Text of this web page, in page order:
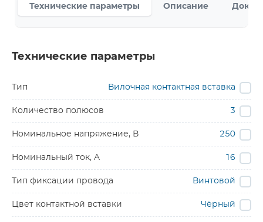
Технические параметры Описание
Технические параметры
Тип Вилочная контактная вставка
Количество полюсов 3
Номинальное напряжение, В 250
Номинальный ток, A 16
Тип фиксации провода Винтовой
Цвет контактной вставки Чёрный